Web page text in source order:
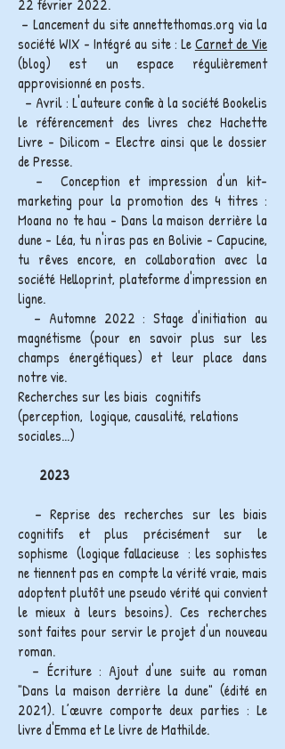
22 février 2022.
– Lancement du site annettethomas.org via la
société WIX - Intégré au site : LeCarnet de Vie
(blog) est un espace régulièrement
approvisionné en posts.
– Avril : L'auteure confie à la société Bookelis
le référencement des livres chez Hachette
Livre - Dilicom - Electre ainsi que le dossier
de Presse.
– Conception et impression d'un kit-
marketing pour la promotion des 4 titres :
Moana no te hau - Dans la maison derrière la
dune - Léa, tu n'iras pas en Bolivie - Capucine,
tu rêves encore, en collaboration avec la
société Helloprint, plateforme d'impression en
ligne.
– Automne 2022 : Stage d'initiation au
magnétisme (pour en savoir plus sur les
champs énergétiques) et leur place dans
notre vie.
Recherches sur les biais cognitifs
(perception, logique, causalité, relations
sociales...)
2023
– Reprise des recherches sur les biais
cognitifs et plus précisément sur le
sophisme (logique fallacieuse : les sophistes
ne tiennent pas en compte la vérité vraie, mais
adoptent plutôt une pseudo vérité qui convient
le mieux à leurs besoins). Ces recherches
sont faites pour servir le projet d'un nouveau
roman.
​ – Écriture : Ajout d'une suite au roman
"Dans la maison derrière la dune" (édité en
2021). L’œuvre comporte deux parties : Le
livre d'Emma et Le livre de Mathilde.